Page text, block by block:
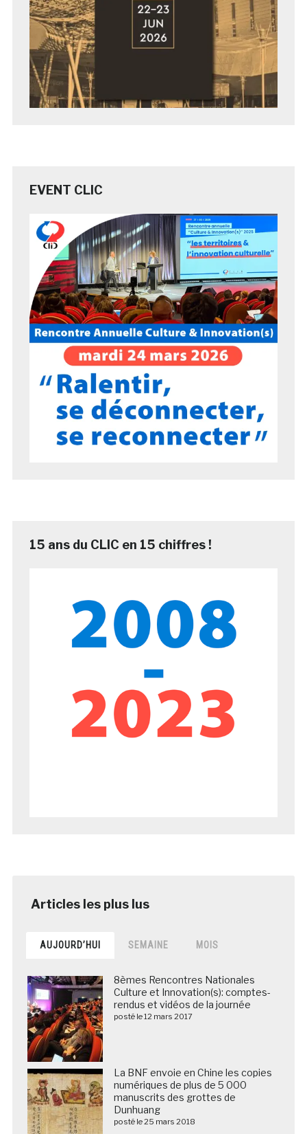
EVENT CLIC
15 ans du CLIC en 15 chiffres !
AUJOURD’HUI SEMAINE MOIS
8èmes Rencontres Nationales
Culture et Innovation(s): comptes-
rendus et vidéos de la journée
posté le 12 mars 2017
La BNF envoie en Chine les copies
numériques de plus de 5 000
manuscrits des grottes de
Dunhuang
posté le 25 mars 2018